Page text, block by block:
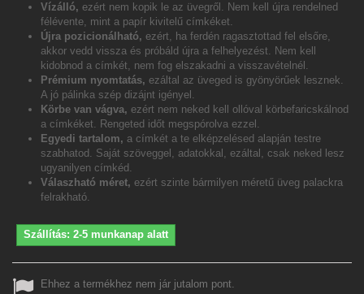
Vízálló, ezért nem kopik le az üvegről. Nem kell újra rendelned
félévente, mint a papír kivitelű címkéket.
Újra pozicionálható, ezért, ha ferdén ragasztottad fel elsőre,
akkor vedd vissza és próbáld újra a felhelyezést. Nem kell
kidobnod a címkét, nem fog elszakadni a visszavételnél.
Prémium nyomtatás, ezáltal az üveged is gyönyörűek lesznek.
A jó pálinka szép dizájnt igényel.
Körbe van vágva, ezért nem neked kell ollóval körbefaricskálnod
a címkéket. Rengeted időt megspórolva ezzel.
Egyedi tartalom, a címkét a te elképzelésed alapján testre
szabhatod. Saját szöveggel, adatokkal, ezáltal, csak neked lesz
ugyanilyen címkéd.
Válaszható méret, ezért szinte bármilyen méretű üveg palackra
felrakható.
Szállítás: 2-5 munkanap alatt
Ehhez a termékhez nem jár jutalom pont.